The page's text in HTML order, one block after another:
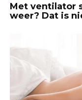
Met ventilator
weer? Dat is